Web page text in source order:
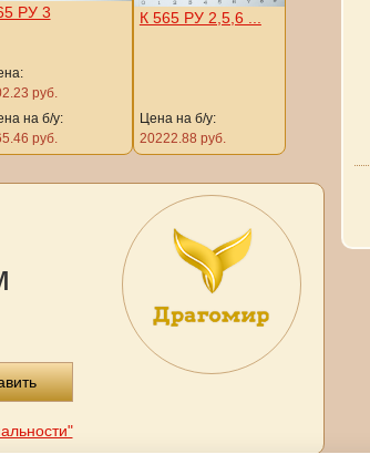
РУ 3
руб.
на б/у:
руб.
К 565 РУ 2,5,6 ...
Цена на б/у:
20222.88 руб.